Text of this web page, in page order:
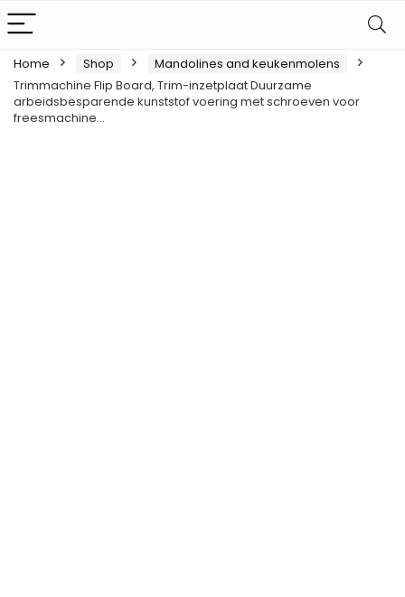
Home Shop
Mandolines and keukenmolens
Trimmachine Flip Board, Trim-inzetplaat Duurzame
arbeidsbesparende kunststof voering met schroeven voor
freesmachine…